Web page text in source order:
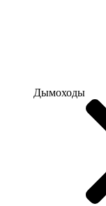
Дымоходы